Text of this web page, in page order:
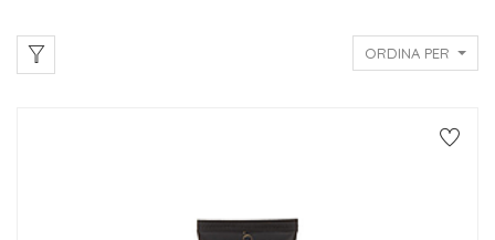
ORDINA PER